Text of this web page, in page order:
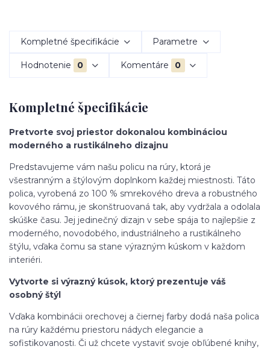
Kompletné špecifikácie Parametre
Hodnotenie 0 Komentáre 0
Kompletné špecifikácie
Pretvorte svoj priestor dokonalou kombináciou
moderného a rustikálneho dizajnu
Predstavujeme vám našu policu na rúry, ktorá je
všestranným a štýlovým doplnkom každej miestnosti. Táto
polica, vyrobená zo 100 % smrekového dreva a robustného
kovového rámu, je skonštruovaná tak, aby vydržala a odolala
skúške času. Jej jedinečný dizajn v sebe spája to najlepšie z
moderného, novodobého, industriálneho a rustikálneho
štýlu, vďaka čomu sa stane výrazným kúskom v každom
interiéri.
Vytvorte si výrazný kúsok, ktorý prezentuje váš
osobný štýl
Vďaka kombinácii orechovej a čiernej farby dodá naša polica
na rúry každému priestoru nádych elegancie a
sofistikovanosti. Či už chcete vystaviť svoje obľúbené knihy,